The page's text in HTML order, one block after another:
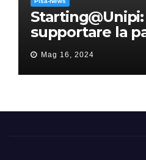
supportare la
all’ERC Starting
Mag 16, 2024